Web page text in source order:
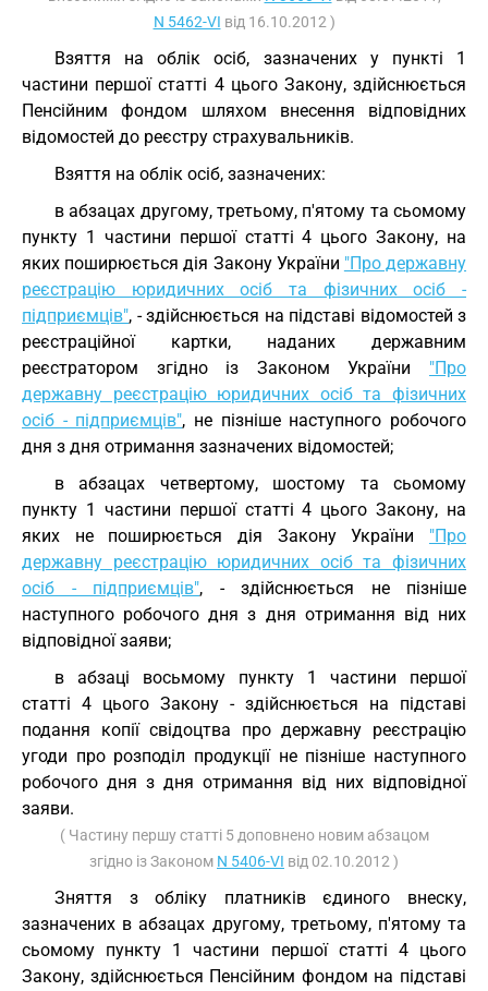
N 5462-VI від 16.10.2012 )
Взяття на облік осіб, зазначених у пункті 1
частини першої статті 4 цього Закону, здійснюється
Пенсійним фондом шляхом внесення відповідних
відомостей до реєстру страхувальників.
Взяття на облік осіб, зазначених:
в абзацах другому, третьому, п'ятому та сьомому
пункту 1 частини першої статті 4 цього Закону, на
яких поширюється дія Закону України "Про державну
реєстрацію юридичних осіб та фізичних осіб -
підприємців", - здійснюється на підставі відомостей з
реєстраційної картки, наданих державним
реєстратором згідно із Законом України "Про
державну реєстрацію юридичних осіб та фізичних
осіб - підприємців", не пізніше наступного робочого
дня з дня отримання зазначених відомостей;
в абзацах четвертому, шостому та сьомому
пункту 1 частини першої статті 4 цього Закону, на
яких не поширюється дія Закону України "Про
державну реєстрацію юридичних осіб та фізичних
осіб - підприємців", - здійснюється не пізніше
наступного робочого дня з дня отримання від них
відповідної заяви;
в абзаці восьмому пункту 1 частини першої
статті 4 цього Закону - здійснюється на підставі
подання копії свідоцтва про державну реєстрацію
угоди про розподіл продукції не пізніше наступного
робочого дня з дня отримання від них відповідної
заяви.
( Частину першу статті 5 доповнено новим абзацом
згідно із Законом N 5406-VI від 02.10.2012 )
Зняття з обліку платників єдиного внеску,
зазначених в абзацах другому, третьому, п'ятому та
сьомому пункту 1 частини першої статті 4 цього
Закону, здійснюється Пенсійним фондом на підставі